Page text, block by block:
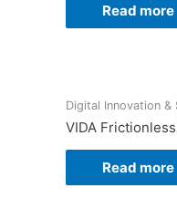
Read more
Digital Innovation &
VIDA
Read more